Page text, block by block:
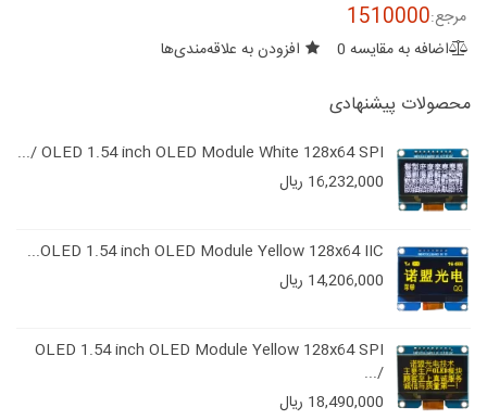
مرجع:1510000
اضافه به مقایسه 0 افزودن به علاقه‌مندی‌ها
محصولات پیشنهادی
OLED 1.54 inch OLED Module White 128x64 SPI /...
16,232,000 ریال
OLED 1.54 inch OLED Module Yellow 128x64 IIC...
14,206,000 ریال
OLED 1.54 inch OLED Module Yellow 128x64 SPI
/...
18,490,000 ریال